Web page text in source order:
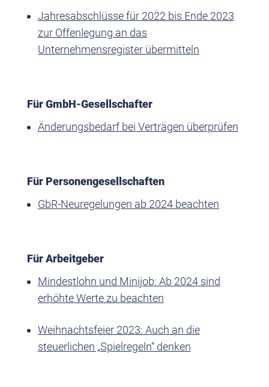
Jahresabschlüsse für 2022 bis Ende 2023
zur Offenlegung an das
Unternehmensregister übermitteln
Für GmbH-Gesellschafter
Änderungsbedarf bei Verträgen überprüfen
Für Personengesellschaften
GbR-Neuregelungen ab 2024 beachten
Für Arbeitgeber
Mindestlohn und Minijob: Ab 2024 sind
erhöhte Werte zu beachten
Weihnachtsfeier 2023: Auch an die
steuerlichen „Spielregeln“ denken